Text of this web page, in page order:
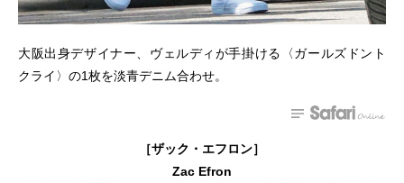
大阪出身デザイナー、ヴェルディが手掛ける〈ガールズドント
クライ〉の1枚を淡青デニム合わせ。
［ザック・エフロン］
Zac Efron